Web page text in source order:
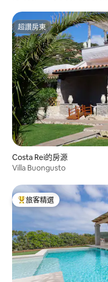
超讚房東
超讚房東
Costa Rei的房源
Villa Buongusto
旅客精選榜首
旅客精選